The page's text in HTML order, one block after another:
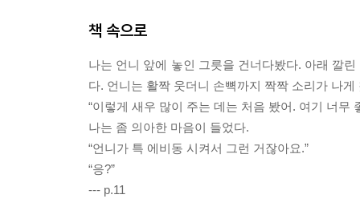
책 속으로
나는 언니 앞에 놓인 그릇을 건너다봤다. 아래 깔
다. 언니는 활짝 웃더니 손뼉까지 짝짝 소리가 나게
“이렇게 새우 많이 주는 데는 처음 봤어. 여기 너무
나는 좀 의아한 마음이 들었다.
“언니가 특 에비동 시켜서 그런 거잖아요.”
“응?”
--- p.11